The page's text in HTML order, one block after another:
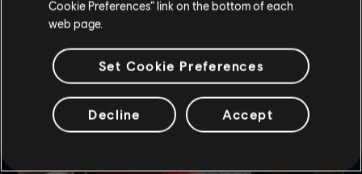
Cookie Preferences” link on the bottom of each
web page.
Set Cookie Preferences
Decline Accept